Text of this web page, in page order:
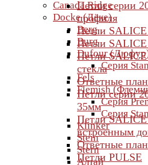
Canada Ridge
Docke (Дёке)
Berg
Burg
Dufour
Серия
Fels
Flemish
Серия
Серия
Klinker
Stein
Stern
Алтай
Петли серии
профиля
Петли SALICE
Петли SALICE
Петли SALICE
стекла
Ответные
Петли серии
35мм
Петли SALICE
встроенным
Ответные
Петли PULSE